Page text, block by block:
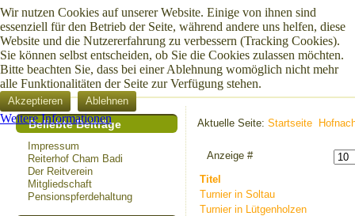
Beliebte Beiträge
Impressum
Reiterhof Cham Badi
Der Reitverein
Mitgliedschaft
Pensionspferdehaltung
Aktuelle Seite: Startseite
Anzeige #
Titel
Turnier in Soltau
Turnier in Lütgenholzen
Wir nutzen Cookies auf unserer Website. Einige von ihnen sind
essenziell für den Betrieb der Seite, während andere uns helfen, diese
Website und die Nutzererfahrung zu verbessern (Tracking Cookies).
Sie können selbst entscheiden, ob Sie die Cookies zulassen möchten.
Bitte beachten Sie, dass bei einer Ablehnung womöglich nicht mehr
alle Funktionalitäten der Seite zur Verfügung stehen.
Akzeptieren Ablehnen
Weitere Informationen